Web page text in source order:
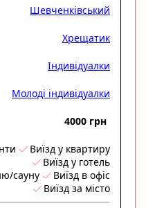
Шевченківський
Хрещатик
Індивідуалки
Молоді індивідуалки
4000 грн
Виїзд у квартиру
Виїзд у готель
сауну
Виїзд в офіс
Виїзд за місто